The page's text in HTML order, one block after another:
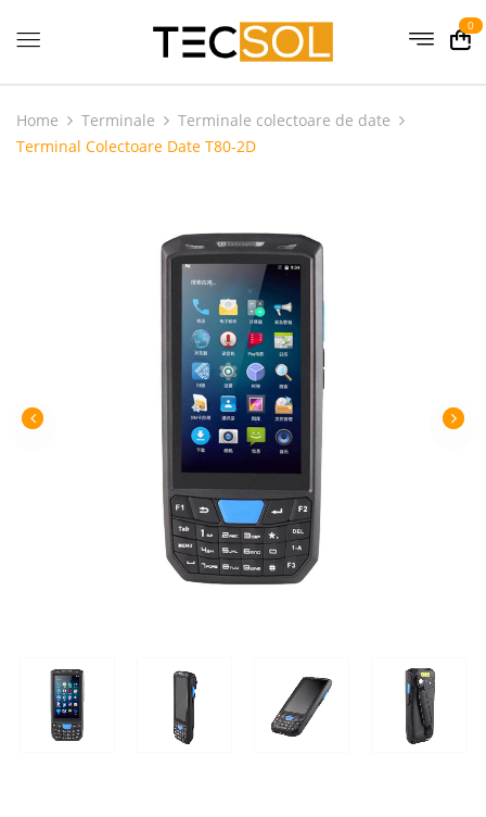
0
Home Terminale
Terminale colectoare de date
Terminal Colectoare Date T80-2D